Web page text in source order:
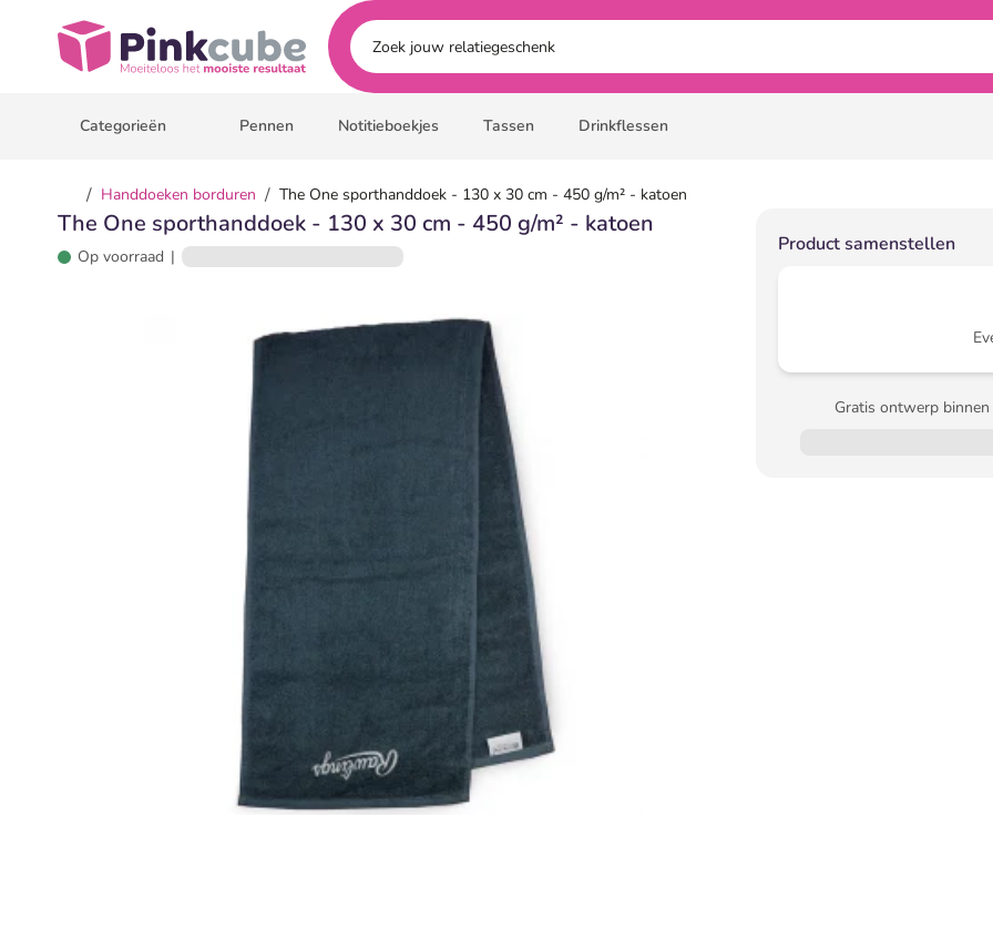
Pinkcube
Categorieën Pennen Notitieboekjes Tassen Drinkflessen
/ Handdoeken borduren / The One sporthanddoek - 130 x 30 cm - 450 g/m² - katoen
The One sporthanddoek - 130 x 30 cm - 450 g/m² - katoen
Op voorraad |
Product samenstellen
Gratis ontwerp binnen